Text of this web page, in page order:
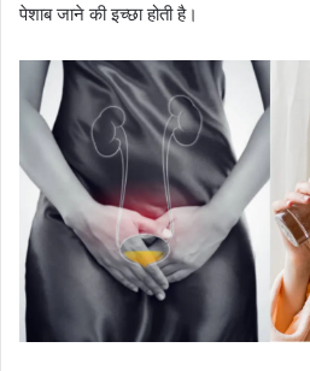
पेशाब जाने की इच्छा होती है।